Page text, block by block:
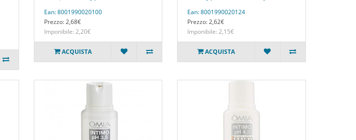
Ean: 8001990020100
Prezzo: 2,68€
Imponibile: 2,20€
ACQUISTA
Ean: 8001990020124
Prezzo: 2,62€
Imponibile: 2,15€
ACQUISTA